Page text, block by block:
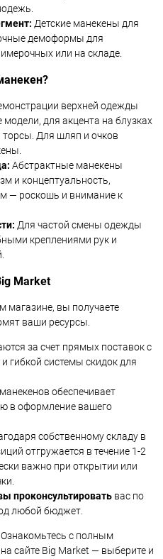
Детские манекены для
демоформы для
или на складе.
верхней одежды
для акцента на блузках
Для шляп и очков
Абстрактные манекены
и концептуальность,
— роскошь и внимание к
Для частой смены одежды
креплениями рук и
Market
магазине, вы получаете
ваши ресурсы.
за счет прямых поставок с
гибкой системы скидок для
манекенов обеспечивает
в оформление вашего
собственному складу в
отгружается в течение 1-2
важно при открытии или
проконсультировать вас по
любой бюджет.
с полным
сайте Big Market — выберите и